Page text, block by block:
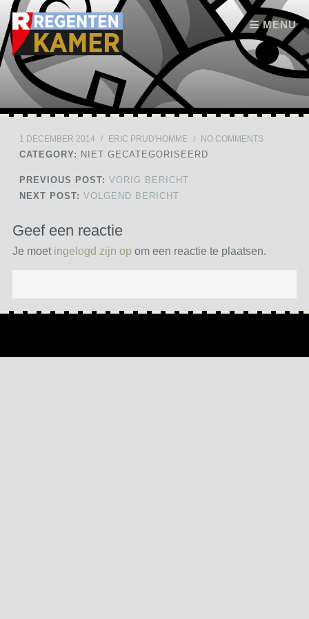
MENU
Skip to content
1 DECEMBER 2014 / ERIC PRUD'HOMME / NO COMMENTS
CATEGORY: NIET GECATEGORISEERD
PREVIOUS POST: VORIG BERICHT
NEXT POST: VOLGEND BERICHT
Geef een reactie
Je moet ingelogd zijn op om een reactie te plaatsen.